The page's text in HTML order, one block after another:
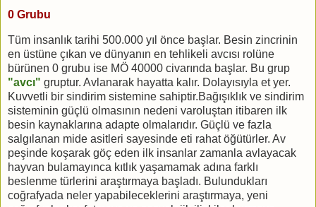
0 Grubu
Tüm insanlık tarihi 500.000 yıl önce başlar. Besin zincrinin
en üstüne çıkan ve dünyanın en tehlikeli avcısı rolüne
bürünen 0 grubu ise MÖ 40000 civarında başlar. Bu grup
"avcı" gruptur. Avlanarak hayatta kalır. Dolayısıyla et yer.
Kuvvetli bir sindirim sistemine sahiptir.Bağışıklık ve sindirim
sisteminin güçlü olmasının nedeni varoluştan itibaren ilk
besin kaynaklarına adapte olmalarıdır. Güçlü ve fazla
salgılanan mide asitleri sayesinde eti rahat öğütürler. Av
peşinde koşarak göç eden ilk insanlar zamanla avlayacak
hayvan bulamayınca kıtlık yaşamamak adına farklı
beslenme türlerini araştırmaya başladı. Bulundukları
coğrafyada neler yapabileceklerini araştırmaya, yeni